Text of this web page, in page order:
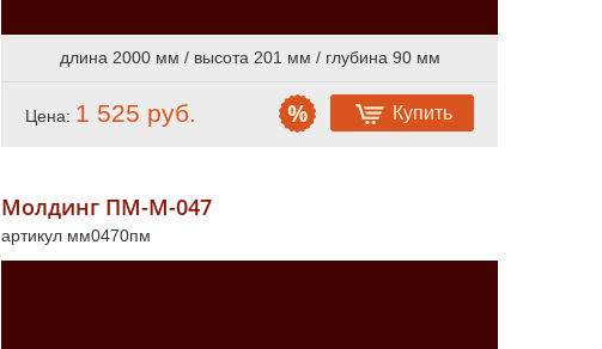
длина 2000 мм / высота 201 мм / глубина 90 мм
Цена: 1 525 руб. Купить
Молдинг ПМ-М-047
артикул мм0470пм